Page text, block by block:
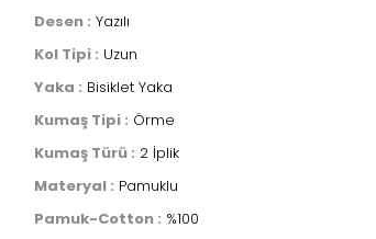
Desen : Yazılı
Kol Tipi : Uzun
Yaka : Bisiklet Yaka
Kumaş Tipi : Örme
Kumaş Türü : 2 İplik
Materyal : Pamuklu
Pamuk-Cotton : %100